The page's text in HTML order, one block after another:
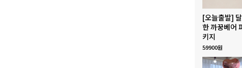
[오늘출발]
한 까꿍베어
키지
59900원